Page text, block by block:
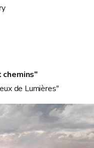
de Lumières"